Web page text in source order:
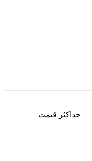
حداكثر قيمت